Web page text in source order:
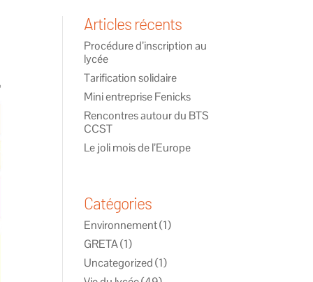
Articles récents
Procédure d’inscription au
lycée
Tarification solidaire
Mini entreprise Fenicks
Rencontres autour du BTS
CCST
Le joli mois de l’Europe
Catégories
Environnement(1)
GRETA(1)
Uncategorized(1)